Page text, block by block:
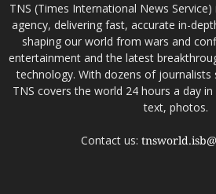
TNS (Times International News
agency, delivering fast, accurate in-
shaping our world from wars and
entertainment and the latest
technology. With dozens of journalists
TNS covers the world 24 hours a day
text, photos.
Contact us: